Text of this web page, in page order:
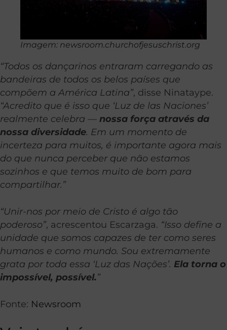
Imagem: newsroom.churchofjesuschrist.org
“Todos os dançarinos entraram carregando as
bandeiras de todos os belos países que
compõem a América Latina”, disse Ninataype.
“Acredito que é isso que ‘Luz de las Naciones’
realmente celebra — nossa força através da
nossa diversidade. Em um momento de
incerteza para muitos, é importante agora mais
do que nunca perceber que não estamos
sozinhos e que temos muito de bom para
compartilhar.”
“Unir-nos por meio de Cristo é algo tão
poderoso”, acrescentou Escarzaga. “Isso define a
unidade que somos capazes de ter como seres
humanos e como mundo. Sou extremamente
grata por toda essa ‘Luz das Nações’. Ela torna o
impossível, possível.”
Fonte: Newsroom